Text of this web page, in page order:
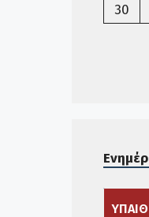
30
ΥΠΑΙΘ